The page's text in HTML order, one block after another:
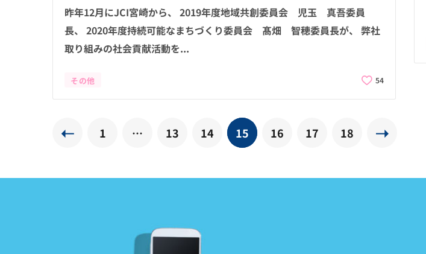
昨年12月にJCI宮崎から、 2019年度地域共創委員会 児玉 真吾委員
長、 2020年度持続可能なまちづくり委員会 髙畑 智穂委員長が、 弊社
取り組みの社会貢献活動を...
その他 54
1 … 13 14 15 16 17 18